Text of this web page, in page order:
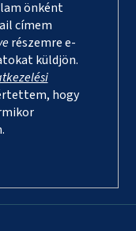
önként
címem
részemre e-
küldjön.
hogy